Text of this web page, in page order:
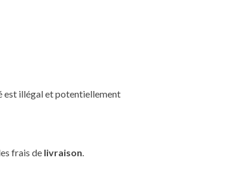
est illégal et potentiellement
frais de livraison.